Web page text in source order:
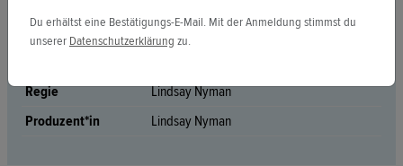
Untertitel
Englisch
Regie
Lindsay Nyman
Produzent*in
Lindsay Nyman
Du erhältst eine Bestätigungs-E-Mail. Mit der Anmeldung stimmst du
unserer Datenschutzerklärung zu.